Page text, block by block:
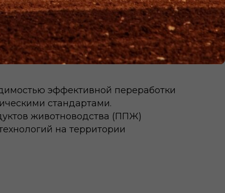
эффективной переработки
стандартами.
животноводства (ППЖ)
на территории